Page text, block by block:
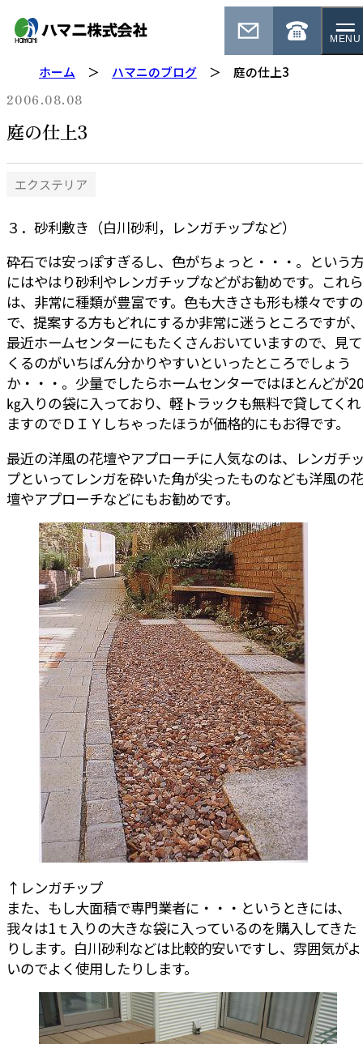
MENU
ホーム ハマニのブログ 庭の仕上3
庭の仕上3
2006.08.08
エクステリア
３．砂利敷き（白川砂利，レンガチップなど）
砕石では安っぽすぎるし、色がちょっと・・・。という
にはやはり砂利やレンガチップなどがお勧めです。これら
は、非常に種類が豊富です。色も大きさも形も様々ですの
で、提案する方もどれにするか非常に迷うところですが、
最近ホームセンターにもたくさんおいていますので、見て
くるのがいちばん分かりやすいといったところでしょう
か・・・。少量でしたらホームセンターではほとんどが
㎏入りの袋に入っており、軽トラックも無料で貸してくれ
ますのでＤＩＹしちゃったほうが価格的にもお得です。
最近の洋風の花壇やアプローチに人気なのは、レンガチ
プといってレンガを砕いた角が尖ったものなども洋風の花
壇やアプローチなどにもお勧めです。
↑レンガチップ
また、もし大面積で専門業者に・・・というときには、
我々は1ｔ入りの大きな袋に入っているのを購入してきた
りします。白川砂利などは比較的安いですし、雰囲気がよ
いのでよく使用したりします。